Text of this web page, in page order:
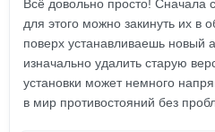
Всё довольно просто! Сначала
для этого можно закинуть их в
поверх устанавливаешь новый
изначально удалить старую
установки может немного
в мир противостояний без